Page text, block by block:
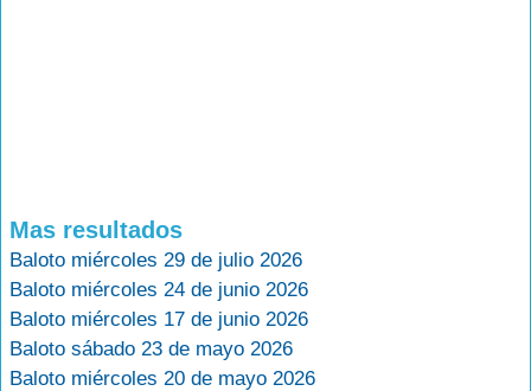
Mas resultados
Baloto miércoles 29 de julio 2026
Baloto miércoles 24 de junio 2026
Baloto miércoles 17 de junio 2026
Baloto sábado 23 de mayo 2026
Baloto miércoles 20 de mayo 2026